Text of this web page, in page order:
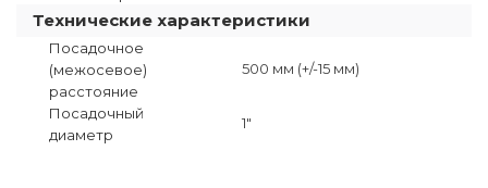
Технические характеристики
Посадочное
(межосевое)
расстояние
500 мм (+/-15 мм)
Посадочный
диаметр
1"